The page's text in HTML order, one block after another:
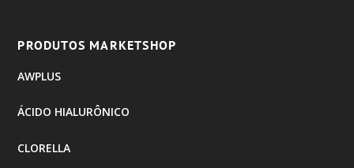
PRODUTOS MARKETSHOP
AWPLUS
ÁCIDO HIALURÔNICO
CLORELLA